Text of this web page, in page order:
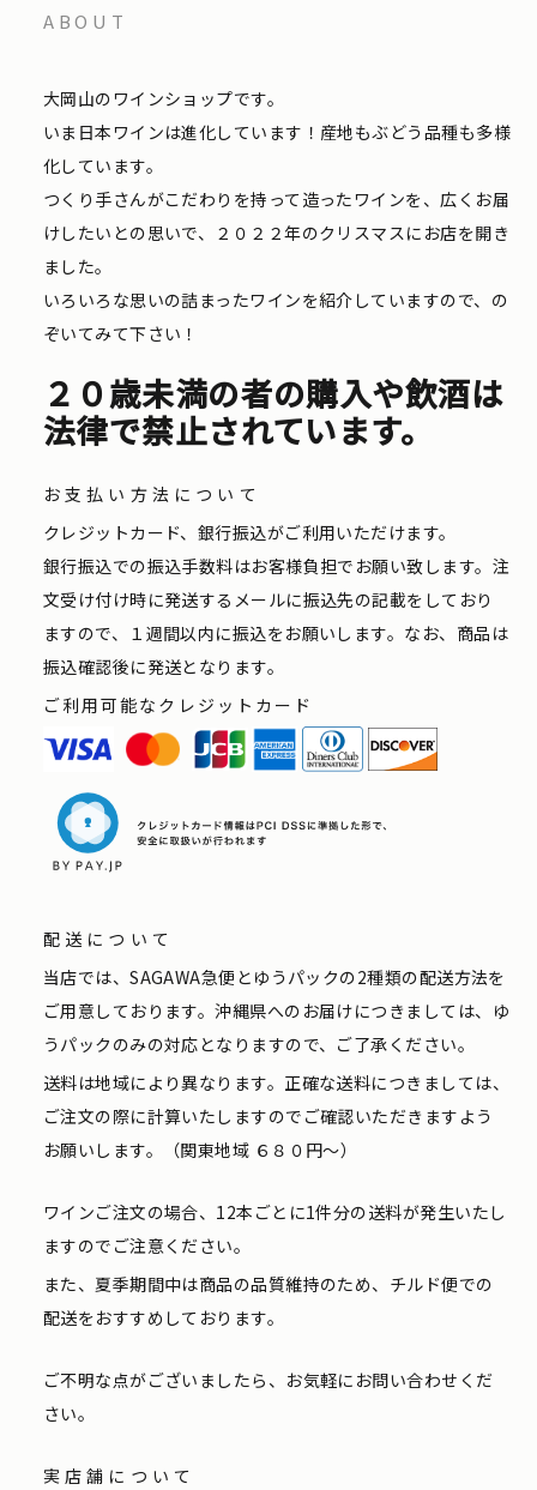
ABOUT
大岡山のワインショップです。
いま日本ワインは進化しています！産地もぶどう品種も多様
化しています。
つくり手さんがこだわりを持って造ったワインを、広くお届
けしたいとの思いで、２０２２年のクリスマスにお店を開き
ました。
いろいろな思いの詰まったワインを紹介していますので、の
ぞいてみて下さい！
２０歳未満の者の購入や飲酒は
法律で禁止されています。
お支払い方法について
クレジットカード、銀行振込がご利用いただけます。
銀行振込での振込手数料はお客様負担でお願い致します。注
文受け付け時に発送するメールに振込先の記載をしており
ますので、１週間以内に振込をお願いします。なお、商品は
振込確認後に発送となります。
ご利用可能なクレジットカード
配送について
当店では、SAGAWA急便とゆうパックの2種類の配送方法を
ご用意しております。沖縄県へのお届けにつきましては、ゆ
うパックのみの対応となりますので、ご了承ください。
送料は地域により異なります。正確な送料につきましては、
ご注文の際に計算いたしますのでご確認いただきますよう
お願いします。（関東地域 ６８０円〜）
ワインご注文の場合、12本ごとに1件分の送料が発生いたし
ますのでご注意ください。
また、夏季期間中は商品の品質維持のため、チルド便での
配送をおすすめしております。
ご不明な点がございましたら、お気軽にお問い合わせくだ
さい。
実店舗について